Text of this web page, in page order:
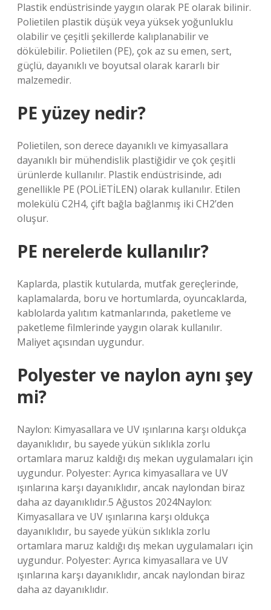
Plastik endüstrisinde yaygın olarak PE olarak bilinir.
Polietilen plastik düşük veya yüksek yoğunluklu
olabilir ve çeşitli şekillerde kalıplanabilir ve
dökülebilir. Polietilen (PE), çok az su emen, sert,
güçlü, dayanıklı ve boyutsal olarak kararlı bir
malzemedir.
PE yüzey nedir?
Polietilen, son derece dayanıklı ve kimyasallara
dayanıklı bir mühendislik plastiğidir ve çok çeşitli
ürünlerde kullanılır. Plastik endüstrisinde, adı
genellikle PE (POLİETİLEN) olarak kullanılır. Etilen
molekülü C2H4, çift bağla bağlanmış iki CH2’den
oluşur.
PE nerelerde kullanılır?
Kaplarda, plastik kutularda, mutfak gereçlerinde,
kaplamalarda, boru ve hortumlarda, oyuncaklarda,
kablolarda yalıtım katmanlarında, paketleme ve
paketleme filmlerinde yaygın olarak kullanılır.
Maliyet açısından uygundur.
Polyester ve naylon aynı şey
mi?
Naylon: Kimyasallara ve UV ışınlarına karşı oldukça
dayanıklıdır, bu sayede yükün sıklıkla zorlu
ortamlara maruz kaldığı dış mekan uygulamaları için
uygundur. Polyester: Ayrıca kimyasallara ve UV
ışınlarına karşı dayanıklıdır, ancak naylondan biraz
daha az dayanıklıdır.5 Ağustos 2024Naylon:
Kimyasallara ve UV ışınlarına karşı oldukça
dayanıklıdır, bu sayede yükün sıklıkla zorlu
ortamlara maruz kaldığı dış mekan uygulamaları için
uygundur. Polyester: Ayrıca kimyasallara ve UV
ışınlarına karşı dayanıklıdır, ancak naylondan biraz
daha az dayanıklıdır.